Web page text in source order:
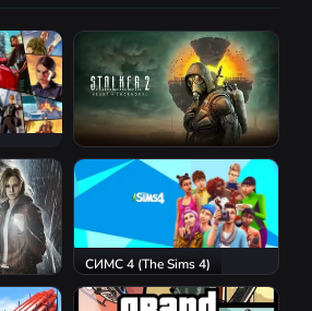
S.T.A.L.K.E.R. 2: Heart of
Chornobyl
СИМС 4 (The Sims 4)